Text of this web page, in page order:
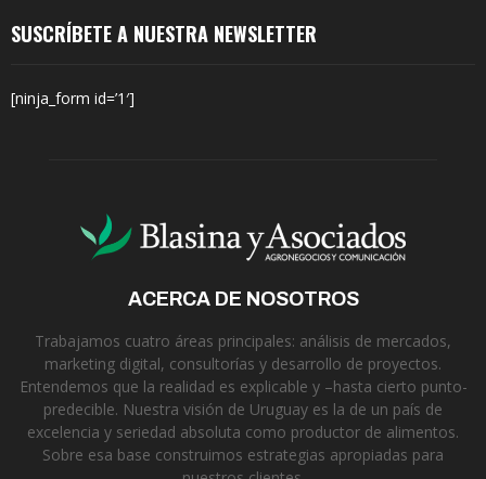
SUSCRÍBETE A NUESTRA NEWSLETTER
[ninja_form id=’1′]
ACERCA DE NOSOTROS
Trabajamos cuatro áreas principales: análisis de mercados,
marketing digital, consultorías y desarrollo de proyectos.
Entendemos que la realidad es explicable y –hasta cierto punto-
predecible. Nuestra visión de Uruguay es la de un país de
excelencia y seriedad absoluta como productor de alimentos.
Sobre esa base construimos estrategias apropiadas para